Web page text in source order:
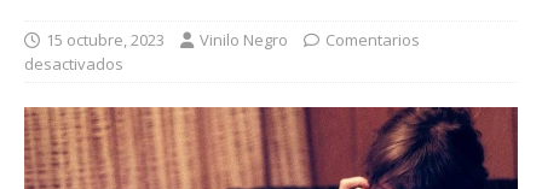
15 octubre, 2023 Vinilo Negro
Comentarios
desactivados